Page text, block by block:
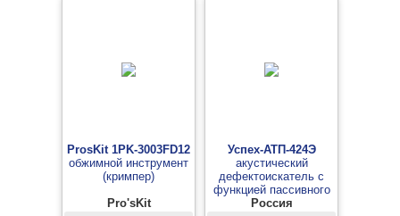
ProsKit 1PK-3003FD12
обжимной инструмент
(кримпер)
Pro'sKit
Успех-АТП-424Э
акустический
дефектоискатель с
функцией пассивного
обнаружения кабелей
Россия